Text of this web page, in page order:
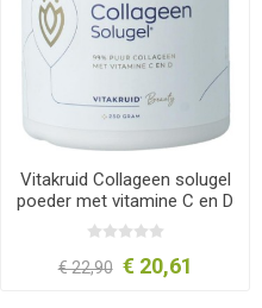
Vitakruid Collageen solugel
poeder met vitamine C en D
250g
€ 22,90 € 20,61